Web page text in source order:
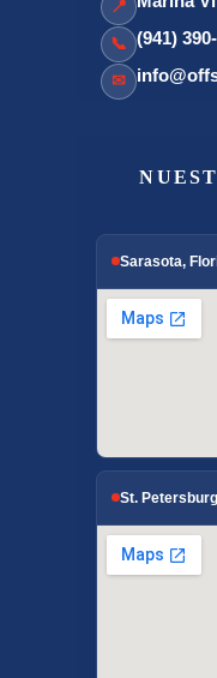
📍
📞 (941)
✉
Sarasota,
St.